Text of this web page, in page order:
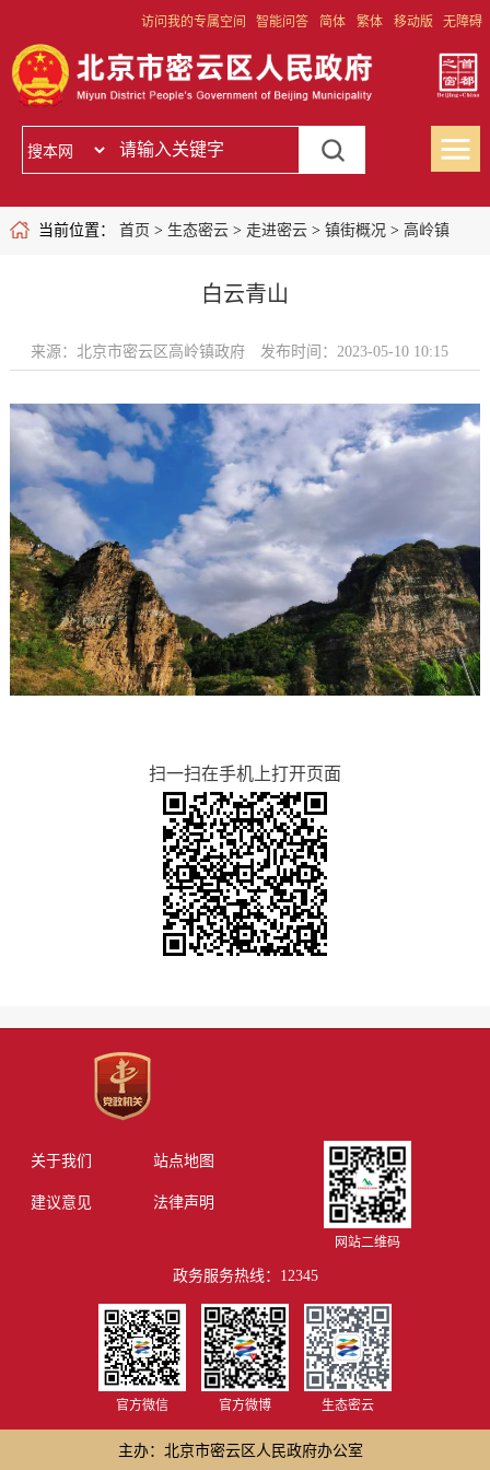
访问我的专属空间 智能问答 简体 繁体 移动版 无障碍
当前位置： 首页 > 生态密云> 走进密云> 镇街概况 > 高岭镇
白云青山
来源：北京市密云区高岭镇政府 发布时间：2023-05-10 10:15
扫一扫在手机上打开页面
关于我们 站点地图
建议意见 法律声明
网站二维码
政务服务热线：12345
官方微信 官方微博 生态密云
主办：北京市密云区人民政府办公室